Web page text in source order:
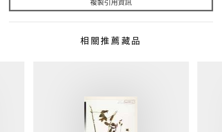
相關推薦藏品